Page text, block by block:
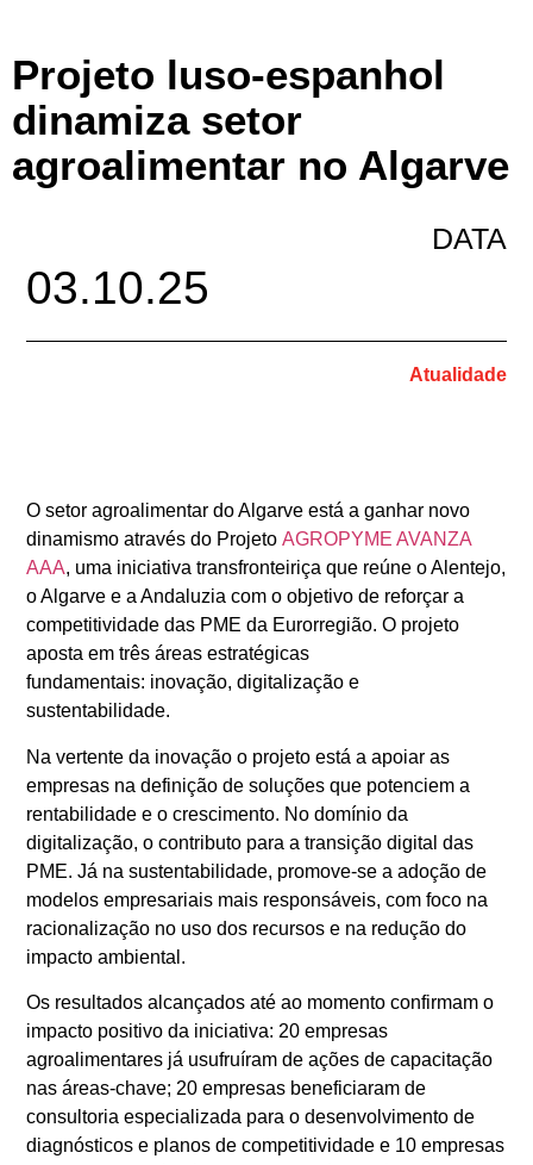
Projeto luso-espanhol
dinamiza setor
agroalimentar no Algarve
DATA
03.10.25
Atualidade
O setor agroalimentar do Algarve está a ganhar novo
dinamismo através do ProjetoAGROPYME AVANZA
AAA, uma iniciativa transfronteiriça que reúne o Alentejo,
o Algarve e a Andaluzia com o objetivo de reforçar a
competitividade das PME da Eurorregião. O projeto
aposta em três áreas estratégicas
fundamentais: inovação, digitalização e
sustentabilidade.
Na vertente da inovação o projeto está a apoiar as
empresas na definição de soluções que potenciem a
rentabilidade e o crescimento. No domínio da
digitalização, o contributo para a transição digital das
PME. Já na sustentabilidade, promove-se a adoção de
modelos empresariais mais responsáveis, com foco na
racionalização no uso dos recursos e na redução do
impacto ambiental.
Os resultados alcançados até ao momento confirmam o
impacto positivo da iniciativa: 20 empresas
agroalimentares já usufruíram de ações de capacitação
nas áreas-chave; 20 empresas beneficiaram de
consultoria especializada para o desenvolvimento de
diagnósticos e planos de competitividade e 10 empresas